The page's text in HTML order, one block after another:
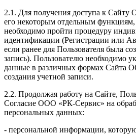
2.1. Для получения доступа к
его некоторым отдельным
необходимо пройти процедуру
идентификации (Регистрации или
если ранее для Пользователя была
запись). Пользователю необходимо
данные в различных формах Сайта
создания учетной записи.
2.2. Продолжая работу на Сайте,
Согласие ООО «РК-Сервис» на
персональных данных:
- персональной информации,